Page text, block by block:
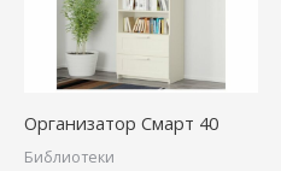
Организатор Смарт 40
Библиотеки